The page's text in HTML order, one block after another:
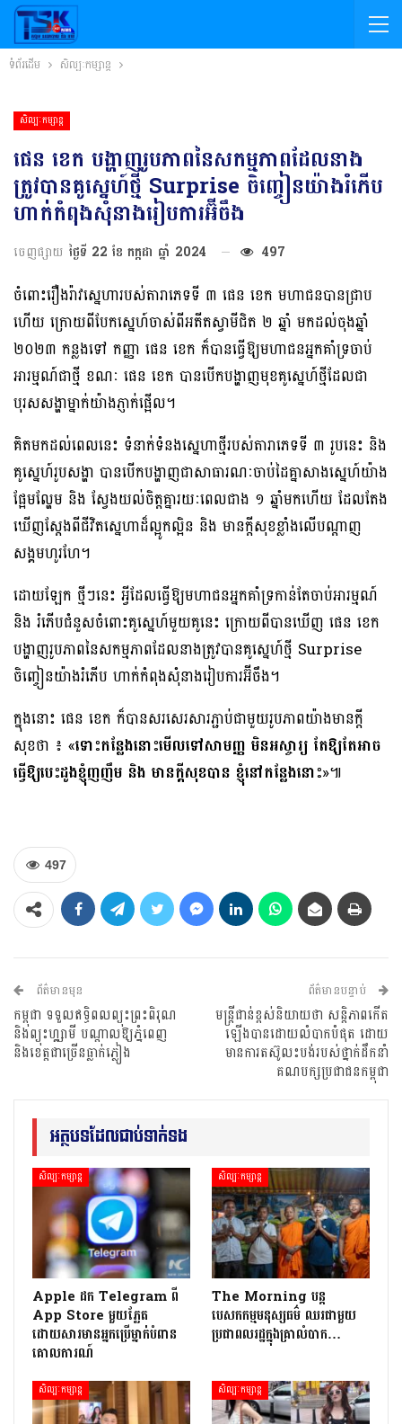
ទំព័រដើម សិល្បៈកម្សាន្ត
សិល្បៈកម្សាន្ត
ផេន ខេក បង្ហាញរូបភាពនៃសកម្មភាពដែលនាង
ត្រូវបានគូស្នេហ៍ថ្មី Surprise ចិញ្ចៀនយ៉ាងរំភើប
ហាក់កំពុងសុំនាងរៀបការអ៊ីចឹង
ចេញផ្សាយ ថ្ងៃទី 22 ខែ កក្កដា ឆ្នាំ 2024 497
ចំពោះរឿងរ៉ាវស្នេហារបស់តារាភេទទី ៣ ផេន ខេក មហាជនបានជ្រាប
ហើយ ក្រោយពីបែកស្នេហ៍ចាស់ពីអតីតស្វាមីជិត ២ ឆ្នាំ មកដល់ចុងឆ្នាំ
២០២៣ កន្លងទៅ កញ្ញា ផេន ខេក ក៏បានធ្វើឱ្យមហាជនអ្នកគាំទ្រចាប់
អារម្មណ៍ជាថ្មី ខណៈ ផេន ខេក បានបើកបង្ហាញមុខគូស្នេហ៍ថ្មីដែលជា
បុរសសង្ហាម្នាក់យ៉ាងភ្ញាក់ផ្អើល។
គិតមកដល់ពេលនេះ ទំនាក់ទំនងស្នេហាថ្មីរបស់តារាភេទទី ៣ រូបនេះ និង
គូស្នេហ៍រូបសង្ហា បានបើកបង្ហាញជាសាធារណៈចាប់ដៃគ្នាសាងស្នេហ៍យ៉ាង
ផ្អែមល្ហែម និង ស្វែងយល់ចិត្តគ្នារយៈពេលជាង ១ ឆ្នាំមកហើយ ដែលតែង
ឃើញស្ដែងពីជីវិតស្នេហាដ៏ល្អូកល្អិន និង មានក្ដីសុខខ្លាំងលើបណ្ដាញ
សង្គមហូរហែ។
ដោយឡែក ថ្មីៗនេះ អ្វីដែលធ្វើឱ្យមហាជនអ្នកគាំទ្រកាន់តែចាប់អារម្មណ៍
និង រំភើបជំនួសចំពោះគូស្នេហ៍មួយគូនេះ ក្រោយពីបានឃើញ ផេន ខេក
បង្ហាញរូបភាពនៃសកម្មភាពដែលនាងត្រូវបានគូស្នេហ៍ថ្មី Surprise
ចិញ្ចៀនយ៉ាងរំភើប ហាក់កំពុងសុំនាងរៀបការអ៊ីចឹង។
ក្នុងនោះ ផេន ខេក ក៏បានសរសេរសារភ្ជាប់ជាមួយរូបភាពយ៉ាងមានក្ដី
សុខថា ៖ «ទោះកន្លែងនោះមើលទៅសាមញ្ញ មិនអស្ចារ្យ តែឱ្យតែអាច
ធ្វើឱ្យបេះដូងខ្ញុំញញឹម និង មានក្តីសុខបាន ខ្ញុំនៅកន្លែងនោះ»៕
497
ព័ត៌មានមុន
កម្ពុជា ទទួលឥទ្ធិពលព្យុះព្រះពិរុណ
និងព្យុះហ្គ្សាមី បណ្ដាលឱ្យភ្នំពេញ
និងខេត្តជាច្រើនធ្លាក់ភ្លៀង
ព័ត៌មានបន្ទាប់
មន្ត្រីជាន់ខ្ពស់និយាយថា សន្តិភាពកើត
ឡើងបានដោយលំបាកបំផុត ដោយ
មានការតស៊ូលះបង់របស់ថ្នាក់ដឹកនាំ
គណបក្សប្រជាជនកម្ពុជា
អត្ថបទដែលជាប់ទាក់ទង
សិល្បៈកម្សាន្ត
Apple ដក Telegram ពី
App Store មួយភ្លែត
ដោយសារមានអ្នកប្រើម្នាក់បំពាន
គោលការណ៍
សិល្បៈកម្សាន្ត
The Morning បន្ត
បេសកកម្មមនុស្សធម៌ ឈរជាមួយ
ប្រជាពលរដ្ឋក្នុងគ្រាលំបាក…
សិល្បៈកម្សាន្ត សិល្បៈកម្សាន្ត